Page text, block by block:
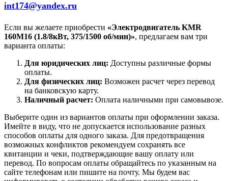
int174@yandex.ru
Если вы желаете приобрести «Электродвигатель KMR
160M16 (1.8/8кВт, 375/1500 об/мин)», предлагаем вам три
варианта оплаты:
Для юридических лиц: Доступны различные формы
оплаты.
Для физических лиц: Возможен расчет через перевод
на банковскую карту.
Наличный расчет: Оплата наличными при самовывозе.
Выберите один из вариантов оплаты при оформлении заказа.
Имейте в виду, что не допускается использование разных
способов оплаты для одного заказа. Для предотвращения
возможных конфликтов рекомендуем сохранять все
квитанции и чеки, подтверждающие вашу оплату или
перевод. По вопросам оплаты обращайтесь по указанным на
сайте телефонам или пишите на почту. Мы будем вас